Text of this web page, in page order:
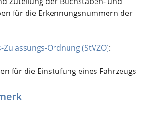
für die Erkennungsnummern der
Ordnung (StVZO):
für die Einstufung eines Fahrzeugs